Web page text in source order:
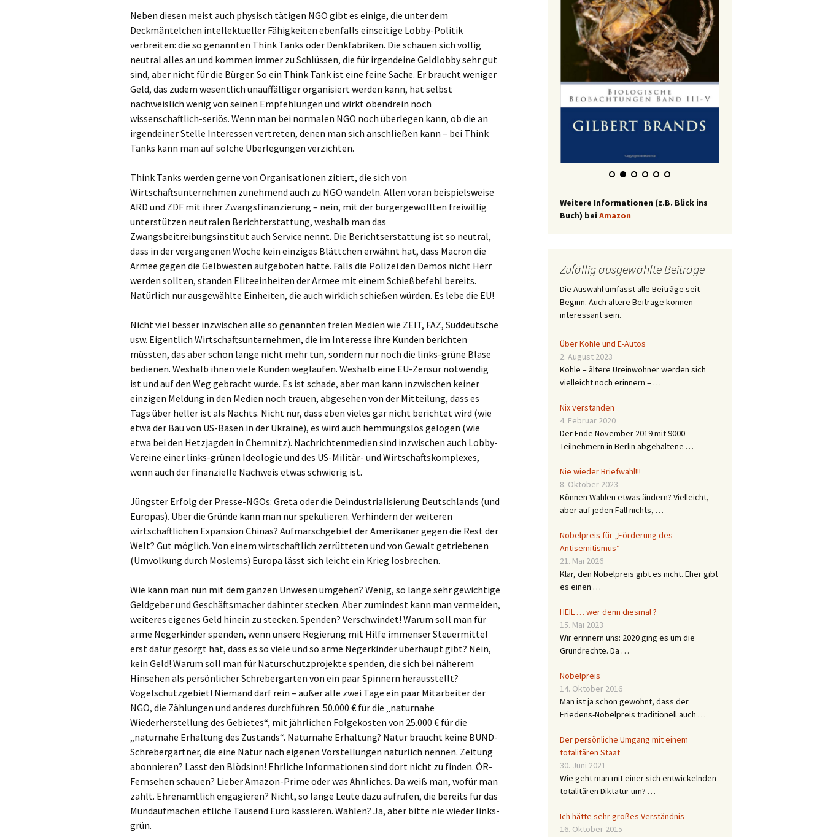
Neben diesen meist auch physisch tätigen NGO gibt es einige, die unter dem
Deckmäntelchen intellektueller Fähigkeiten ebenfalls einseitige Lobby-Politik
verbreiten: die so genannten Think Tanks oder Denkfabriken. Die schauen sich völlig
neutral alles an und kommen immer zu Schlüssen, die für irgendeine Geldlobby sehr gut
sind, aber nicht für die Bürger. So ein Think Tank ist eine feine Sache. Er braucht weniger
Geld, das zudem wesentlich unauffälliger organisiert werden kann, hat selbst
nachweislich wenig von seinen Empfehlungen und wirkt obendrein noch
wissenschaftlich-seriös. Wenn man bei normalen NGO noch überlegen kann, ob die an
irgendeiner Stelle Interessen vertreten, denen man sich anschließen kann – bei Think
Tanks kann man auf solche Überlegungen verzichten.
Think Tanks werden gerne von Organisationen zitiert, die sich von
Wirtschaftsunternehmen zunehmend auch zu NGO wandeln. Allen voran beispielsweise
ARD und ZDF mit ihrer Zwangsfinanzierung – nein, mit der bürgergewollten freiwillig
unterstützen neutralen Berichterstattung, weshalb man das
Zwangsbeitreibungsinstitut auch Service nennt. Die Berichtserstattung ist so neutral,
dass in der vergangenen Woche kein einziges Blättchen erwähnt hat, dass Macron die
Armee gegen die Gelbwesten aufgeboten hatte. Falls die Polizei den Demos nicht Herr
werden sollten, standen Eliteeinheiten der Armee mit einem Schießbefehl bereits.
Natürlich nur ausgewählte Einheiten, die auch wirklich schießen würden. Es lebe die EU!
Nicht viel besser inzwischen alle so genannten freien Medien wie ZEIT, FAZ, Süddeutsche
usw. Eigentlich Wirtschaftsunternehmen, die im Interesse ihre Kunden berichten
müssten, das aber schon lange nicht mehr tun, sondern nur noch die links-grüne Blase
bedienen. Weshalb ihnen viele Kunden weglaufen. Weshalb eine EU-Zensur notwendig
ist und auf den Weg gebracht wurde. Es ist schade, aber man kann inzwischen keiner
einzigen Meldung in den Medien noch trauen, abgesehen von der Mitteilung, dass es
Tags über heller ist als Nachts. Nicht nur, dass eben vieles gar nicht berichtet wird (wie
etwa der Bau von US-Basen in der Ukraine), es wird auch hemmungslos gelogen (wie
etwa bei den Hetzjagden in Chemnitz). Nachrichtenmedien sind inzwischen auch Lobby-
Vereine einer links-grünen Ideologie und des US-Militär- und Wirtschaftskomplexes,
wenn auch der finanzielle Nachweis etwas schwierig ist.
Jüngster Erfolg der Presse-NGOs: Greta oder die Deindustrialisierung Deutschlands (und
Europas). Über die Gründe kann man nur spekulieren. Verhindern der weiteren
wirtschaftlichen Expansion Chinas? Aufmarschgebiet der Amerikaner gegen die Rest der
Welt? Gut möglich. Von einem wirtschaftlich zerrütteten und von Gewalt getriebenen
(Umvolkung durch Moslems) Europa lässt sich leicht ein Krieg losbrechen.
Wie kann man nun mit dem ganzen Unwesen umgehen? Wenig, so lange sehr gewichtige
Geldgeber und Geschäftsmacher dahinter stecken. Aber zumindest kann man vermeiden,
weiteres eigenes Geld hinein zu stecken. Spenden? Verschwindet! Warum soll man für
arme Negerkinder spenden, wenn unsere Regierung mit Hilfe immenser Steuermittel
erst dafür gesorgt hat, dass es so viele und so arme Negerkinder überhaupt gibt? Nein,
kein Geld! Warum soll man für Naturschutzprojekte spenden, die sich bei näherem
Hinsehen als persönlicher Schrebergarten von ein paar Spinnern herausstellt?
Vogelschutzgebiet! Niemand darf rein – außer alle zwei Tage ein paar Mitarbeiter der
NGO, die Zählungen und anderes durchführen. 50.000 € für die „naturnahe
Wiederherstellung des Gebietes“, mit jährlichen Folgekosten von 25.000 € für die
„naturnahe Erhaltung des Zustands“. Naturnahe Erhaltung? Natur braucht keine BUND-
Schrebergärtner, die eine Natur nach eigenen Vorstellungen natürlich nennen. Zeitung
abonnieren? Lasst den Blödsinn! Ehrliche Informationen sind dort nicht zu finden. ÖR-
Fernsehen schauen? Lieber Amazon-Prime oder was Ähnliches. Da weiß man, wofür man
zahlt. Ehrenamtlich engagieren? Nicht, so lange Leute dazu aufrufen, die bereits für das
Mundaufmachen etliche Tausend Euro kassieren. Wählen? Ja, aber bitte nie wieder links-
grün.
Weitere Informationen (z.B. Blick ins
Buch) bei Amazon
Zufällig ausgewählte Beiträge
Die Auswahl umfasst alle Beiträge seit
Beginn. Auch ältere Beiträge können
interessant sein.
Über Kohle und E-Autos
2. August 2023
Kohle – ältere Ureinwohner werden sich
vielleicht noch erinnern – …
Nix verstanden
4. Februar 2020
Der Ende November 2019 mit 9000
Teilnehmern in Berlin abgehaltene …
Nie wieder Briefwahl!!!
8. Oktober 2023
Können Wahlen etwas ändern? Vielleicht,
aber auf jeden Fall nichts, …
Nobelpreis für „Förderung des
Antisemitismus“
21. Mai 2026
Klar, den Nobelpreis gibt es nicht. Eher gibt
es einen …
HEIL … wer denn diesmal ?
15. Mai 2023
Wir erinnern uns: 2020 ging es um die
Grundrechte. Da …
Nobelpreis
14. Oktober 2016
Man ist ja schon gewohnt, dass der
Friedens-Nobelpreis traditionell auch …
Der persönliche Umgang mit einem
totalitären Staat
30. Juni 2021
Wie geht man mit einer sich entwickelnden
totalitären Diktatur um? …
Ich hätte sehr großes Verständnis
16. Oktober 2015